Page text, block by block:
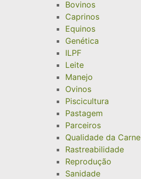
Bovinos
Caprinos
Equinos
Genética
ILPF
Leite
Manejo
Ovinos
Piscicultura
Pastagem
Parceiros
Qualidade da Carne
Rastreabilidade
Reprodução
Sanidade